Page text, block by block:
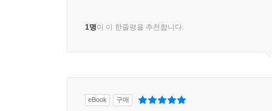
1명이 이 한줄평을 추천합니다.
eBook 구매